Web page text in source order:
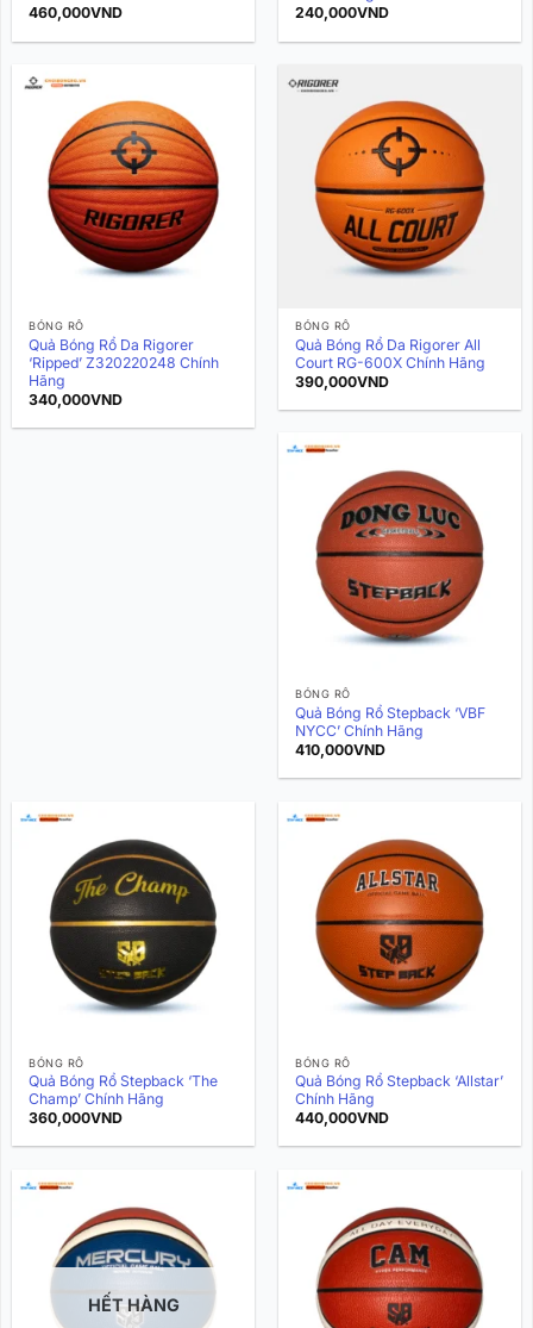
460,000VND
240,000VND
BÓNG RỔ
Quả Bóng Rổ Da Rigorer
‘Ripped’ Z320220248 Chính
Hãng
340,000VND
BÓNG RỔ
Quả Bóng Rổ Da Rigorer All
Court RG-600X Chính Hãng
390,000VND
BÓNG RỔ
Quả Bóng Rổ Stepback ‘VBF
NYCC’ Chính Hãng
410,000VND
BÓNG RỔ
Quả Bóng Rổ Stepback ‘The
Champ’ Chính Hãng
360,000VND
BÓNG RỔ
Quả Bóng Rổ Stepback ‘Allstar’
Chính Hãng
440,000VND
HẾT HÀNG